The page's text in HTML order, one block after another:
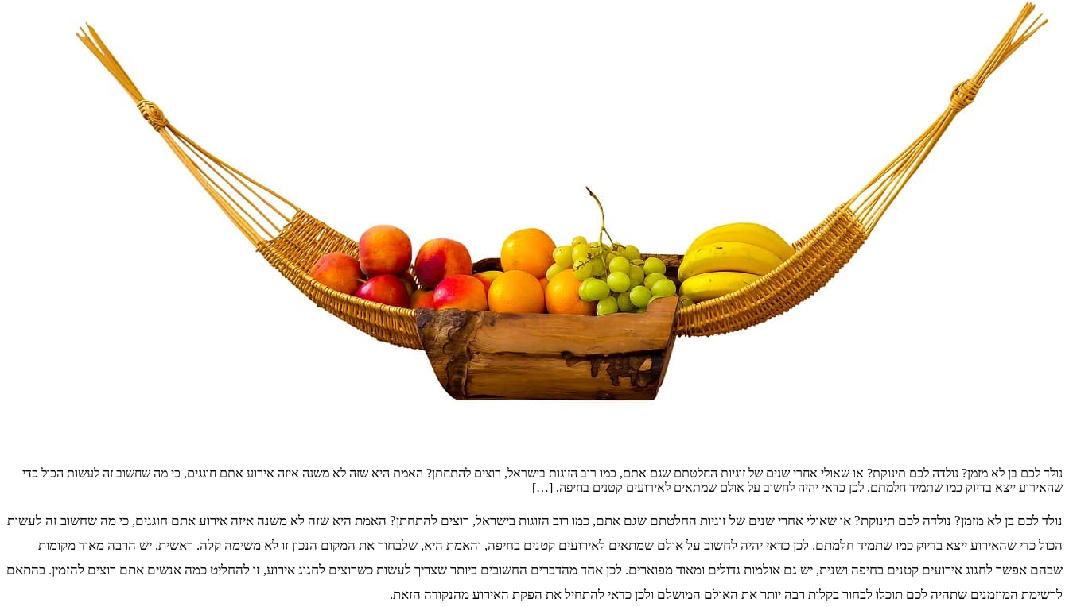
נולד לכם בן לא מזמן? נולדה לכם תינוקת? או שאולי אחרי שנים של זוגיות החלטתם שגם אתם, כמו רוב הזוגות בישראל, רוצים להתחתן? האמת היא שזה לא משנה איזה אירוע אתם חוגגים, כי מה שחשוב זה לעשות הכול כדי
שהאירוע ייצא בדיוק כמו שתמיד חלמתם. לכן כדאי יהיה לחשוב על אולם שמתאים לאירועים קטנים בחיפה, […]
נולד לכם בן לא מזמן? נולדה לכם תינוקת? או שאולי אחרי שנים של זוגיות החלטתם שגם אתם, כמו רוב הזוגות בישראל, רוצים להתחתן? האמת היא שזה לא משנה איזה אירוע אתם חוגגים, כי מה שחשוב זה לעשות
הכול כדי שהאירוע ייצא בדיוק כמו שתמיד חלמתם. לכן כדאי יהיה לחשוב על אולם שמתאים לאירועים קטנים בחיפה, והאמת היא, שלבחור את המקום הנכון זו לא משימה קלה. ראשית, יש הרבה מאוד מקומות
שבהם אפשר לחגוג אירועים קטנים בחיפה ושנית, יש גם אולמות גדולים ומאוד מפוארים. לכן אחד מהדברים החשובים ביותר שצריך לעשות כשרוצים לחגוג אירוע, זו להחליט כמה אנשים אתם רוצים להזמין. בהתאם
לרשימת המוזמנים שתהיה לכם תוכלו לבחור בקלות רבה יותר את האולם המושלם ולכן כדאי להתחיל את הפקת האירוע מהנקודה הזאת.